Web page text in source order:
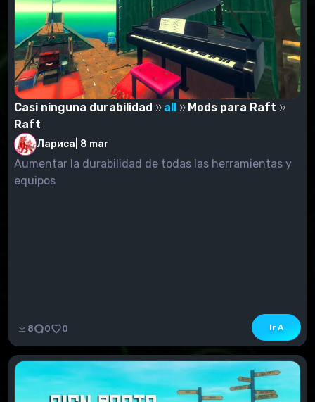
Casi ninguna durabilidad all
Mods para Raft
Raft
Лариса 8 mar
Aumentar la durabilidad de todas las herramientas y
equipos
8 0 0 Ir A